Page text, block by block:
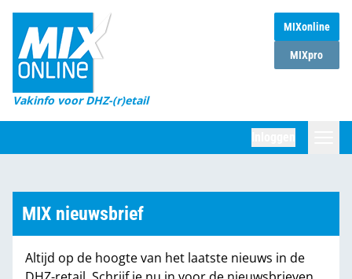
MIXonline
MIXpro
Vakinfo voor DHZ-(r)etail
Home
Magazines
DHZ Sessie
Marktcijfers
Partners
MIX nieuwsbrief
Altijd op de hoogte van het laatste nieuws in de